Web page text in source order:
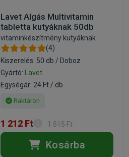
Lavet Algás Multivitamin
tabletta kutyáknak 50db
vitaminkészítmény kutyáknak
(4)
Kiszerelés: 50 db / Doboz
Gyártó:
Lavet
Egységár: 24 Ft / db
Raktáron
1 212 Ft 1 515 Ft
Kosárba